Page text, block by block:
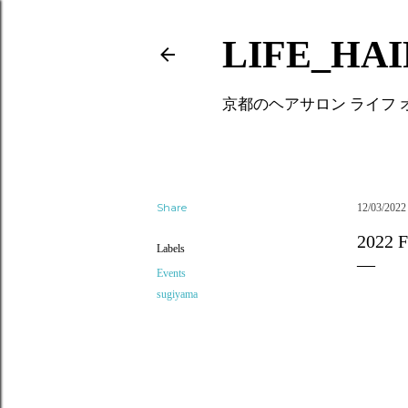
京都のヘアサロン ライフ
Share
Labels
Events
sugiyama
12/03/2022
2022